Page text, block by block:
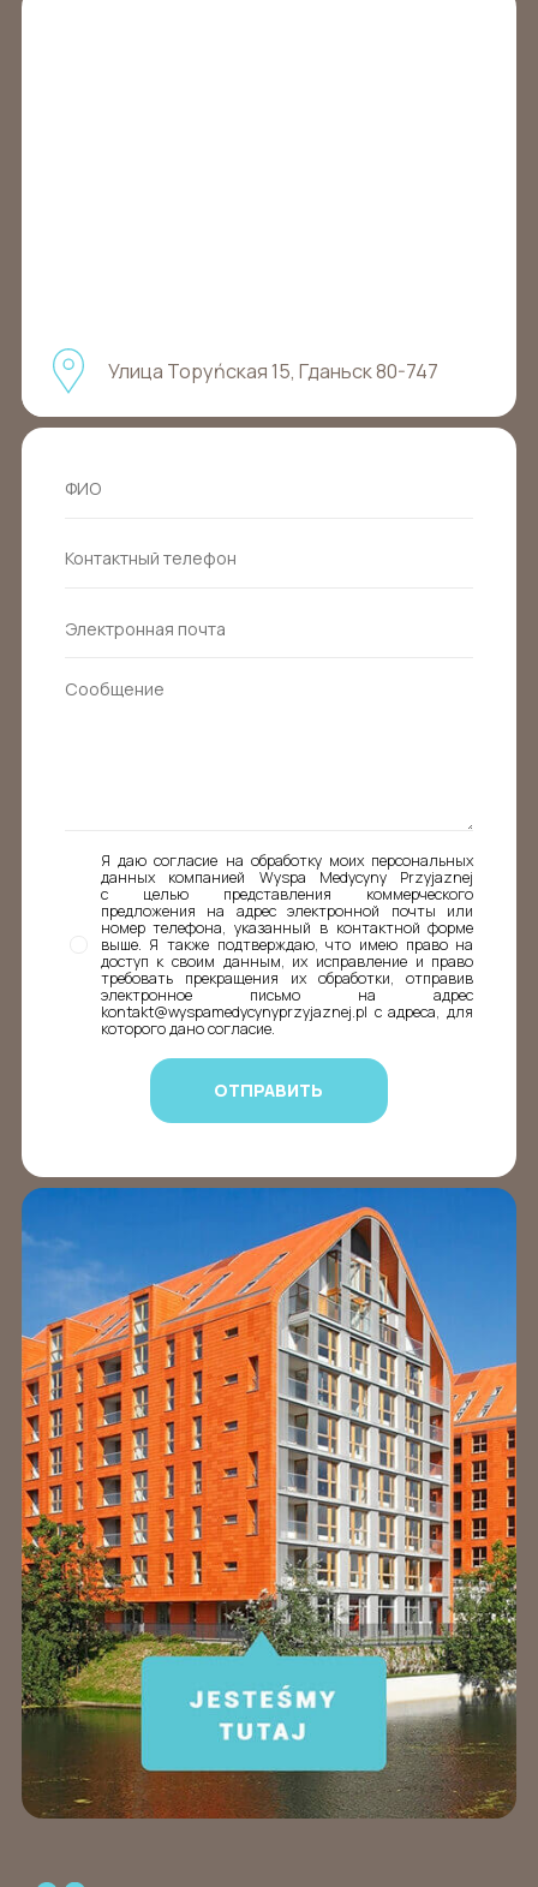
Улица Торуńская 15, Гданьск 80-747
Я даю согласие на обработку моих персональных
данных компанией Wyspa Medycyny Przyjaznej
с целью представления коммерческого
предложения на адрес электронной почты или
номер телефона, указанный в контактной форме
выше. Я также подтверждаю, что имею право на
доступ к своим данным, их исправление и право
требовать прекращения их обработки, отправив
электронное письмо на адрес
kontakt@wyspamedycynyprzyjaznej.pl с адреса, для
которого дано согласие.